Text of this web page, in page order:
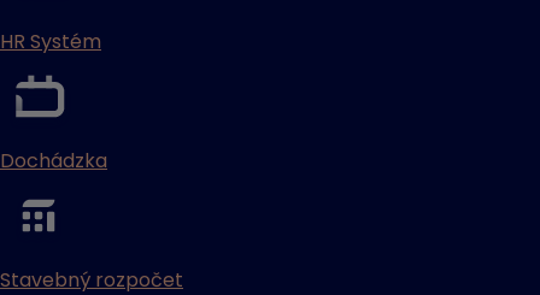
HR Systém
Dochádzka
Stavebný rozpočet